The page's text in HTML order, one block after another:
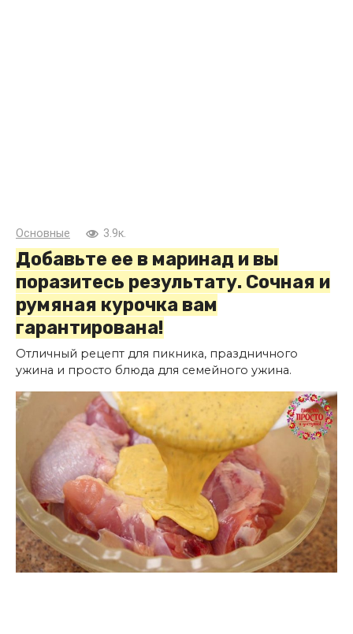
Основные 3.9к.
Добавьте ее в маринад и вы
поразитесь результату. Сочная и
румяная курочка вам
гарантирована!
Отличный рецепт для пикника, праздничного
ужина и просто блюда для семейного ужина.